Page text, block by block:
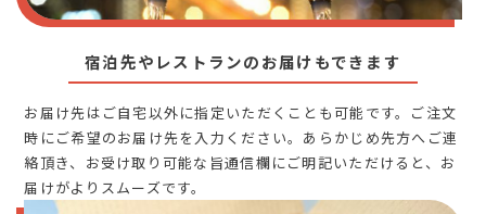
宿泊先やレストランのお届けもできます
お届け先はご自宅以外に指定いただくことも可能です。ご注文
時にご希望のお届け先を入力ください。あらかじめ先方へご連
絡頂き、お受け取り可能な旨通信欄にご明記いただけると、お
届けがよりスムーズです。